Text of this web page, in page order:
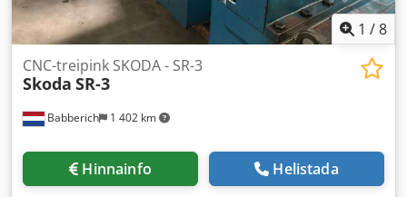
1 /8
Babberich 1 402 km
CNC-treipink SKODA - SR-3
Skoda SR-3
Hinnainfo Helistada